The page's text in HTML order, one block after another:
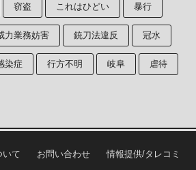
窃盗 これはひどい 暴行
力業務妨害 銃刀法違反 冠水
染症 行方不明 岐阜 虐待
いて お問い合わせ 情報提供/タレコミ